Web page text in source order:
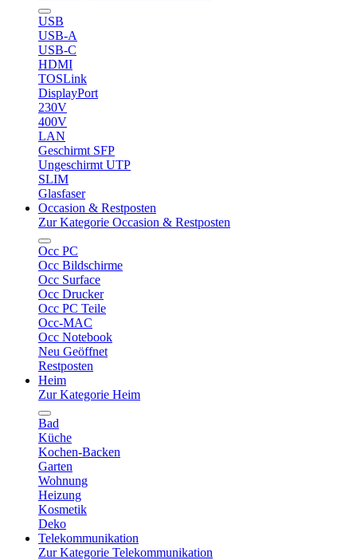
USB
USB-A
USB-C
HDMI
TOSLink
DisplayPort
230V
400V
LAN
Geschirmt SFP
Ungeschirmt UTP
SLIM
Glasfaser
Occasion & Restposten
Zur Kategorie Occasion & Restposten
Occ PC
Occ Bildschirme
Occ Surface
Occ Drucker
Occ PC Teile
Occ-MAC
Occ Notebook
Neu Geöffnet
Restposten
Heim
Zur Kategorie Heim
Bad
Küche
Kochen-Backen
Garten
Wohnung
Heizung
Kosmetik
Deko
Telekommunikation
Zur Kategorie Telekommunikation